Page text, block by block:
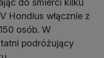
do śmierci kilku
Hondius włącznie z
osób. W
podróżujący